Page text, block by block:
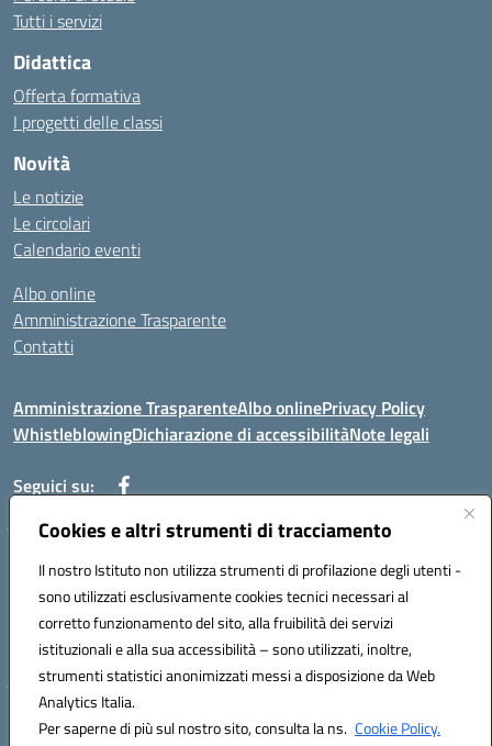
Cookies e altri strumenti di tracciamento
Il nostro Istituto non utilizza strumenti di profilazione degli utenti -
sono utilizzati esclusivamente cookies tecnici necessari al
corretto funzionamento del sito, alla fruibilità dei servizi
istituzionali e alla sua accessibilità – sono utilizzati, inoltre,
strumenti statistici anonimizzati messi a disposizione da Web
Analytics Italia.
Per saperne di più sul nostro sito, consulta la ns. Cookie Policy.
Tutti i servizi
Didattica
Offerta formativa
I progetti delle classi
Novità
Le notizie
Le circolari
Calendario eventi
Albo online
Amministrazione Trasparente
Contatti
Amministrazione TrasparenteAlbo onlinePrivacy Policy
WhistleblowingDichiarazione di accessibilitàNote legali
Seguici su:
Telefono: 0881814875
Mail: fgic86100g@istruzione.it PEC: fgic86100g@pec.istruzione.it
Codice univoco ufficio: UF0Y26 Codice IPA: istsc_fgic86100g
Codice meccanografico: FGIC86100G
Codice fiscale: 80030630711
Hosting & Powered by 3D Solution S.r.l.